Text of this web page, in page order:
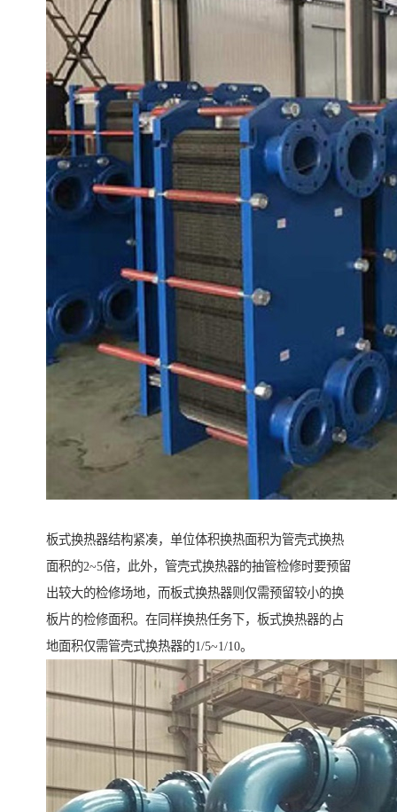
板式换热器结构紧凑，单位体积换热面积为管壳式换热
面积的2~5倍，此外，管壳式换热器的抽管检修时要预留
出较大的检修场地，而板式换热器则仅需预留较小的换
板片的检修面积。在同样换热任务下，板式换热器的占
地面积仅需管壳式换热器的1/5~1/10。